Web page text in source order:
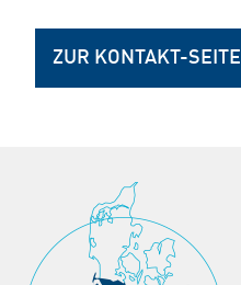
ZUR KONTAKT-SEITE